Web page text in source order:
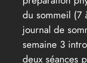
du sommeil (7
journal de
semaine 3
deux séances